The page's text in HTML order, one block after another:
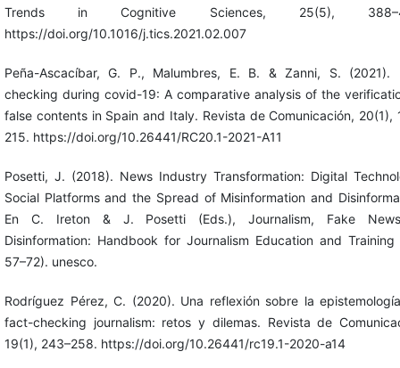
Trends in Cognitive Sciences, 25(5),
https://doi.org/10.1016/j.tics.2021.02.007
Peña-Ascacíbar, G. P., Malumbres, E. B. & Zanni, S. (2021).
checking during covid-19: A comparative analysis of the
false contents in Spain and Italy. Revista de Comunicación, 20(1),
215. https://doi.org/10.26441/RC20.1-2021-A11
‎Posetti, J. (2018). News Industry Transformation: Digital
Social Platforms and the Spread of Misinformation and
En C. Ireton & J. Posetti (Eds.), Journalism, Fake
Disinformation: Handbook for Journalism Education and
57–72). unesco.
Rodríguez Pérez, C. (2020). Una reflexión sobre la
fact-checking journalism: retos y dilemas. Revista de
19(1), 243–258. https://doi.org/10.26441/rc19.1-2020-a14